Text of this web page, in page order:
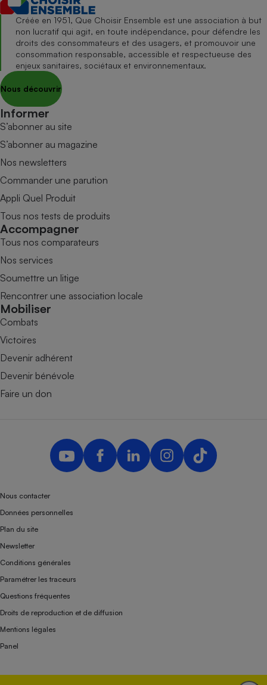
Créée en 1951, Que Choisir Ensemble est une association à but
non lucratif qui agit, en toute indépendance, pour défendre les
droits des consommateurs et des usagers, et promouvoir une
consommation responsable, accessible et respectueuse des
enjeux sanitaires, sociétaux et environnementaux.
Nous découvrir
Informer
S’abonner au site
S’abonner au magazine
Nos newsletters
Commander une parution
Appli Quel Produit
Tous nos tests de produits
Accompagner
Tous nos comparateurs
Nos services
Soumettre un litige
Rencontrer une association locale
Mobiliser
Combats
Victoires
Devenir adhérent
Devenir bénévole
Faire un don
Nous contacter
Données personnelles
Plan du site
Newsletter
Conditions générales
Paramétrer les traceurs
Questions fréquentes
Droits de reproduction et de diffusion
Mentions légales
Panel